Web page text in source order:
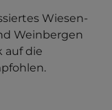
Wiesen-
Weinbergen
auf die